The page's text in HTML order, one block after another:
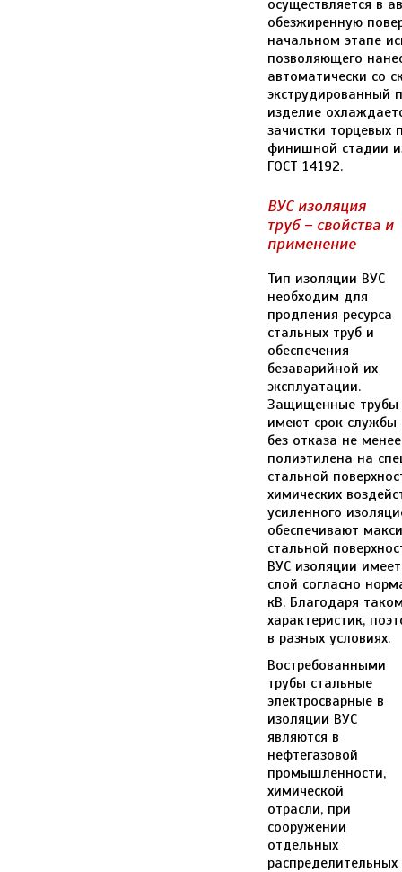
осуществляется в
обезжиренную
начальном этапе
позволяющего
автоматически со
экструдированный
изделие
зачистки торцевых
финишной стадии
ГОСТ 14192.
ВУС изоляция
труб – свойства и
применение
Тип изоляции ВУС
необходим для
продления ресурса
стальных труб и
обеспечения
безаварийной их
эксплуатации.
Защищенные трубы
имеют срок службы
без отказа не
полиэтилена на
стальной
химических
усиленного
обеспечивают
стальной
ВУС изоляции
слой согласно
кВ. Благодаря
характеристик,
в разных условиях.
Востребованными
трубы стальные
электросварные в
изоляции ВУС
являются в
нефтегазовой
промышленности,
химической
отрасли, при
сооружении
отдельных
распределительных